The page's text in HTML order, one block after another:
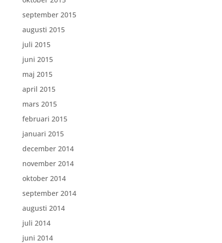
september 2015
augusti 2015
juli 2015
juni 2015
maj 2015
april 2015
mars 2015
februari 2015
januari 2015
december 2014
november 2014
oktober 2014
september 2014
augusti 2014
juli 2014
juni 2014